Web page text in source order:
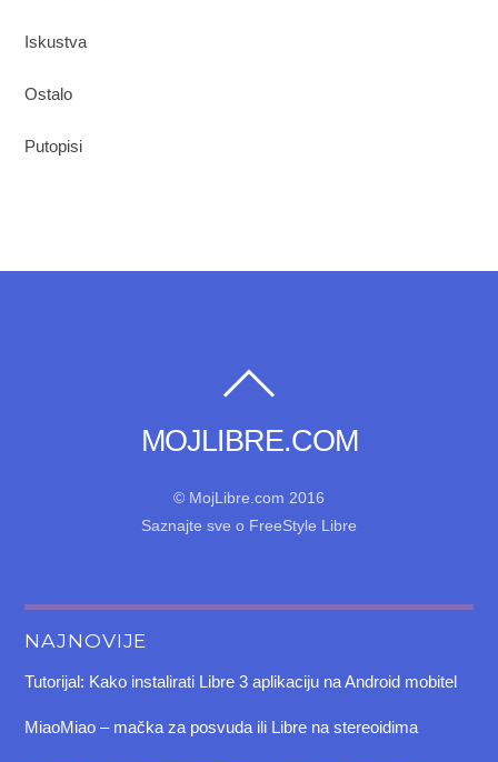
Iskustva
Ostalo
Putopisi
MOJLIBRE.COM
© MojLibre.com 2016
Saznajte sve o FreeStyle Libre
NAJNOVIJE
Tutorijal: Kako instalirati Libre 3 aplikaciju na Android mobitel
MiaoMiao – mačka za posvuda ili Libre na stereoidima